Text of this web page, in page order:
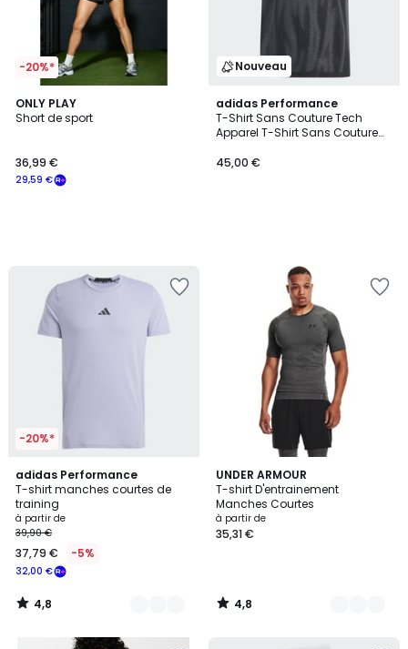
-20%*
ONLY PLAY
Short de sport
29,59 €
36,99 €
Nouveau
adidas Performance
T-Shirt Sans Couture Tech
Apparel T-Shirt Sans Couture
45,00 €
-20%*
adidas Performance
T-shirt manches courtes de
training
à partir de
32,00 €
39,90 €
37,79 € -5%
4,8
/ 5
8
Couleurs
4,8
/
UNDER ARMOUR
T-shirt D'entrainement
Manches Courtes
à partir de
35,31 €
4,8
/ 5
3
Couleurs
4,8
/